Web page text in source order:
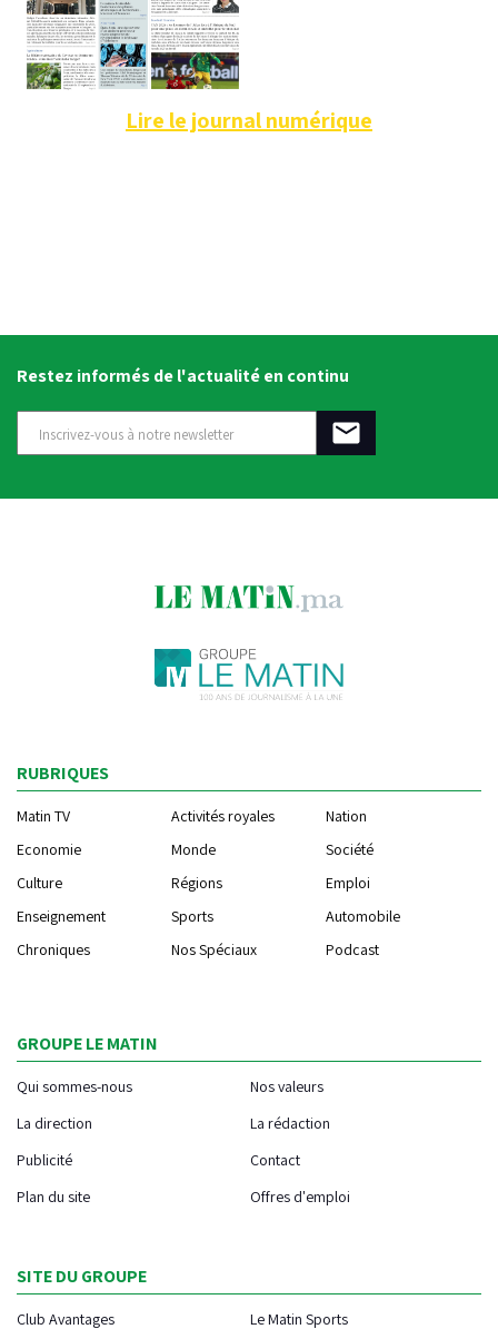
Lire le journal numérique
Restez informés de l'actualité en continu
RUBRIQUES
Matin TV Activités royales
Nation
Economie
Monde
Société
Culture
Régions
Emploi
Enseignement
Sports
Automobile
Chroniques
Nos Spéciaux Podcast
GROUPE LE MATIN
Qui sommes-nous
Nos valeurs
La direction
La rédaction
Publicité
Contact
Plan du site
Offres d'emploi
SITE DU GROUPE
Club Avantages Le Matin Sports